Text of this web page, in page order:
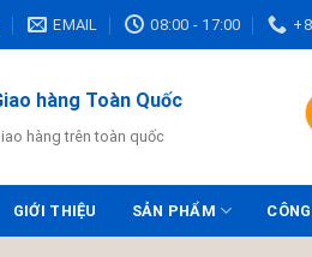
EMAIL 08:00 - 17:00
hàng Toàn Quốc
hàng trên toàn quốc
GIỚI THIỆU SẢN PHẨM